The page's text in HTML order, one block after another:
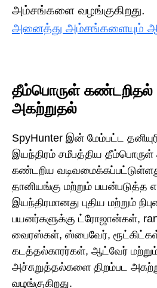
அம்சங்களை வழங்குகிறது.
அனைத்து அம்சங்களையும்
தீம்பொருள் கண்டறிதல்
அகற்றுதல்
SpyHunter இன் மேம்பட்ட
இயந்திரம் சமீபத்திய
கண்டறிய
தானியங்கு மற்றும் பயன்படுத்த
இயந்திரமானது புதிய மற்றும்
பயனர்களுக்கு ட்ரோஜான்கள்,
வைரஸ்கள், ஸ்பைவேர்,
கடத்தல்காரர்கள், ஆட்வேர் மற்றும்
அச்சுறுத்தல்களை திறம்பட
வழங்குகிறது.